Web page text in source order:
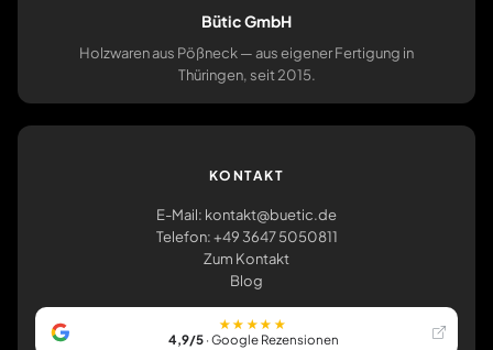
Bütic GmbH
Holzwaren aus Pößneck — aus eigener Fertigung in
Thüringen, seit 2015.
KONTAKT
E-Mail: kontakt@buetic.de
Telefon: +49 3647 5050811
Zum Kontakt
Blog
★★★★★
4,9/5· Google Rezensionen